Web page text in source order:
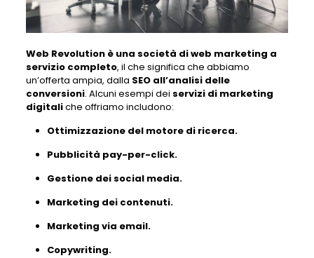
Web Revolution è una società di web marketing a
servizio completo, il che significa che abbiamo
un’offerta ampia, dalla SEO all’analisi delle
conversioni. Alcuni esempi dei servizi di marketing
digitaliche offriamo includono:
Ottimizzazione del motore di ricerca.
Pubblicità pay-per-click.
Gestione dei social media.
Marketing dei contenuti.
Marketing via email.
Copywriting.